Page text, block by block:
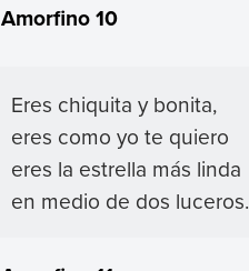
Amorfino 10
Eres chiquita y bonita,
eres como yo te quiero
eres la estrella más linda
en medio de dos luceros.